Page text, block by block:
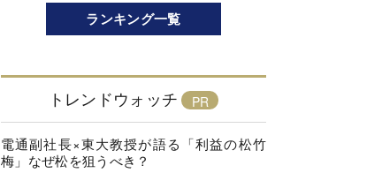
ランキング一覧
トレンドウォッチ
電通副社長×東大教授が語る「利益の松竹
梅」なぜ松を狙うべき？